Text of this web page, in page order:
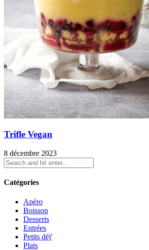
Trifle Vegan
8 décembre 2023
Catégories
Apéro
Boisson
Desserts
Entrées
Petits déj'
Plats